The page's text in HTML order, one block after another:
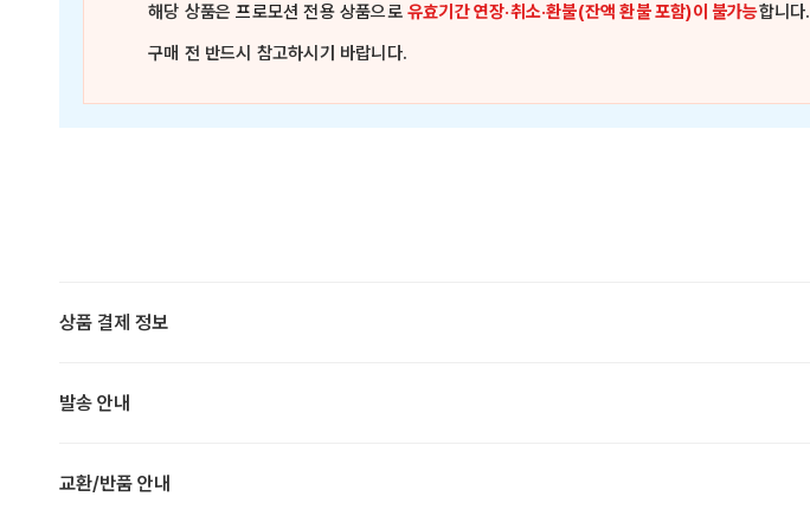
해당 상품은프로모션 전용 상품으로유효기간 연장·취소·환불(잔액 환불 포함)이 불가능합니다.
구매 전 반드시 참고하시기 바랍니다.
상품 결제 정보
발송 안내
교환/반품 안내